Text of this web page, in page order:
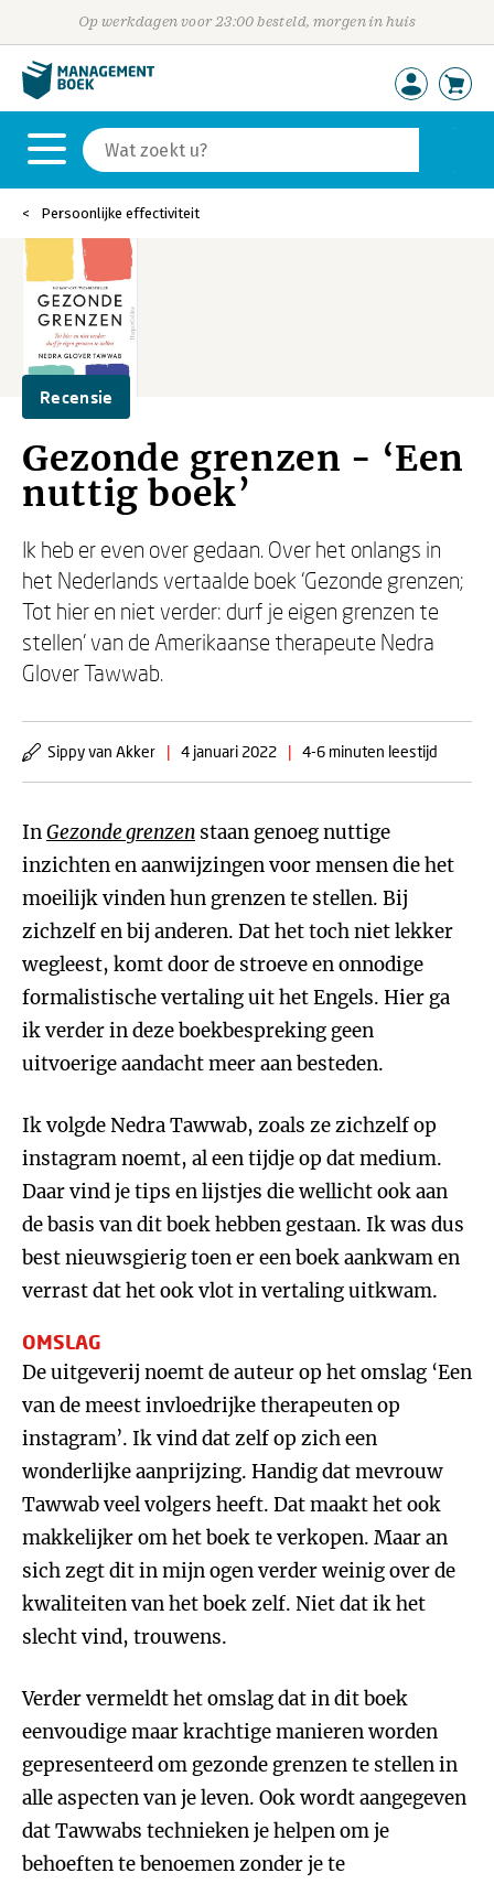
Op werkdagen voor 23:00 besteld, morgen in huis
Persoonlijke effectiviteit
Recensie
Gezonde grenzen - ‘Een
nuttig boek’
Ik heb er even over gedaan. Over het onlangs in
het Nederlands vertaalde boek ‘Gezonde grenzen;
Tot hier en niet verder: durf je eigen grenzen te
stellen’ van de Amerikaanse therapeute Nedra
Glover Tawwab.
Sippy van Akker | 4 januari 2022 | 4-6 minuten leestijd
InGezonde grenzen staan genoeg nuttige
inzichten en aanwijzingen voor mensen die het
moeilijk vinden hun grenzen te stellen. Bij
zichzelf en bij anderen. Dat het toch niet lekker
wegleest, komt door de stroeve en onnodige
formalistische vertaling uit het Engels. Hier ga
ik verder in deze boekbespreking geen
uitvoerige aandacht meer aan besteden.
Ik volgde Nedra Tawwab, zoals ze zichzelf op
instagram noemt, al een tijdje op dat medium.
Daar vind je tips en lijstjes die wellicht ook aan
de basis van dit boek hebben gestaan. Ik was dus
best nieuwsgierig toen er een boek aankwam en
verrast dat het ook vlot in vertaling uitkwam.
OMSLAG
De uitgeverij noemt de auteur op het omslag ‘Een
van de meest invloedrijke therapeuten op
instagram’. Ik vind dat zelf op zich een
wonderlijke aanprijzing. Handig dat mevrouw
Tawwab veel volgers heeft. Dat maakt het ook
makkelijker om het boek te verkopen. Maar an
sich zegt dit in mijn ogen verder weinig over de
kwaliteiten van het boek zelf. Niet dat ik het
slecht vind, trouwens.
Verder vermeldt het omslag dat in dit boek
eenvoudige maar krachtige manieren worden
gepresenteerd om gezonde grenzen te stellen in
alle aspecten van je leven. Ook wordt aangegeven
dat Tawwabs technieken je helpen om je
behoeften te benoemen zonder je te